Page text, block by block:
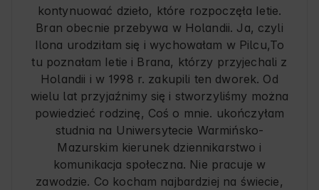
kontynuować dzieło, które rozpoczęła Ietie.
Bran obecnie przebywa w Holandii. Ja, czyli
Ilona urodziłam się i wychowałam w Pilcu,To
tu poznałam Ietie i Brana, którzy przyjechali z
Holandii i w 1998 r. zakupili ten dworek. Od
wielu lat przyjaźnimy się i stworzyliśmy można
powiedzieć rodzinę, Coś o mnie. ukończyłam
studnia na Uniwersytecie Warmińsko-
Mazurskim kierunek dziennikarstwo i
komunikacja społeczna. Nie pracuje w
zawodzie. Co kocham najbardziej na świecie,